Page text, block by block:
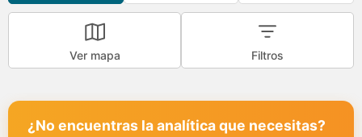
Ver mapa Filtros
¿No encuentras la analítica que necesitas?